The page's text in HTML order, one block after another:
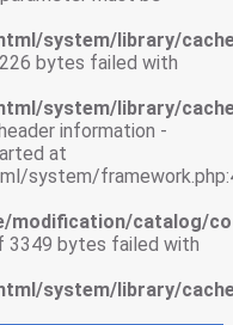
system/library/
bytes failed with
system/library/
information -
at
system/
modification/catalog/
3349 bytes failed with
system/library/